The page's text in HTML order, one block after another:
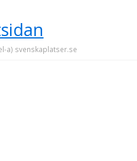
a) svenskaplatser.se